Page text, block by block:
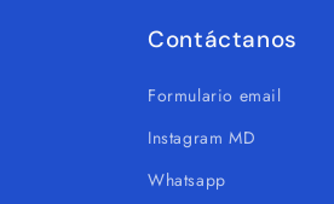
Contáctanos
Formulario email
Instagram MD
Whatsapp